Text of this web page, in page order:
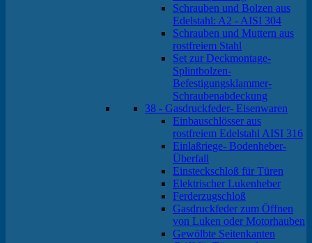
Schrauben und Bolzen aus
Edelstahl: A2 - AISI 304
Schrauben und Muttern aus
rostfreiem Stahl
Set zur Deckmontage-
Splintbolzen-
Befestigungsklammer-
Schraubenabdeckung
38 - Gasdruckfeder- Eisenwaren
Einbauschlösser aus
rostfreiem Edelstahl AISI 316
Einlaßriege- Bodenheber-
Überfall
Einsteckschloß für Türen
Elektrischer Lukenheber
Ferderzugschloß
Gasdruckfeder zum Öffnen
von Luken oder Motorhauben
Gewölbte Seitenkanten